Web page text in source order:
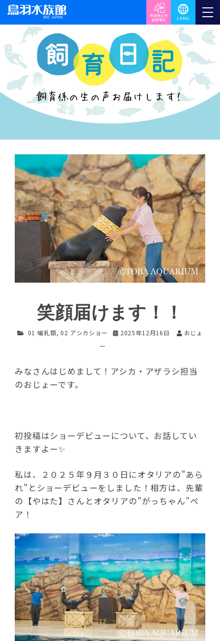
笑顔届けます！！
01 哺乳類,02 アシカショー 2025年12月16日
おじょ
ー
みなさんはじめまして！アシカ・アザラシ担当
のおじょーです。
初投稿はショーデビューについて、お話してい
きますよー✨
私は、２０２５年９月３０日にオタリアの”あら
れ”とショーデビューをしました！相方は、先輩
の【やはた】さんとオタリアの”がっちゃん”ペ
ア！